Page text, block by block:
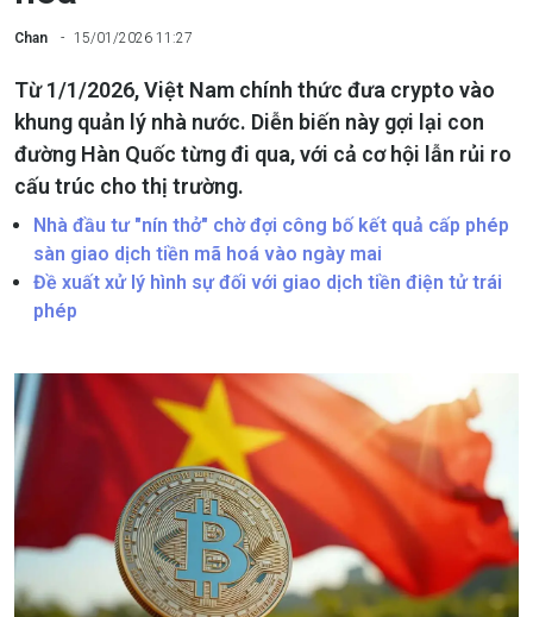
Chan 15/01/2026 11:27
Từ 1/1/2026, Việt Nam chính thức đưa crypto vào
khung quản lý nhà nước. Diễn biến này gợi lại con
đường Hàn Quốc từng đi qua, với cả cơ hội lẫn rủi ro
cấu trúc cho thị trường.
Nhà đầu tư "nín thở" chờ đợi công bố kết quả cấp phép
sàn giao dịch tiền mã hoá vào ngày mai
Đề xuất xử lý hình sự đối với giao dịch tiền điện tử trái
phép